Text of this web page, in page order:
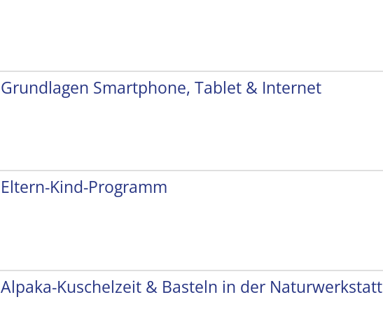
Grundlagen Smartphone, Tablet & Internet
Eltern-Kind-Programm
Alpaka-Kuschelzeit & Basteln in der Naturwerkstatt